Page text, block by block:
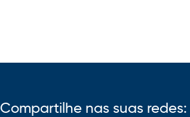
Compartilhe nas suas redes: